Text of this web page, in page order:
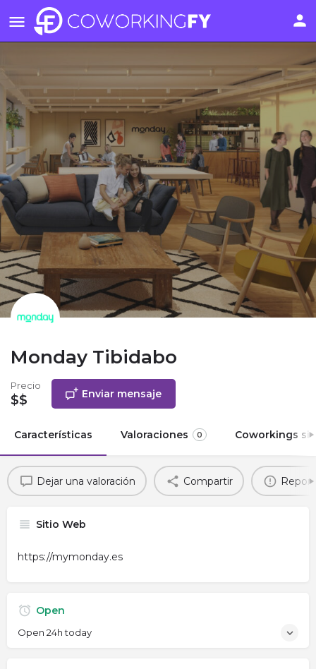
Monday Tibidabo
Precio
$$ Enviar mensaje
Características Valoraciones 0 Coworkings
Dejar una valoración Compartir
Sitio Web
https://mymonday.es
Open
Open 24h today